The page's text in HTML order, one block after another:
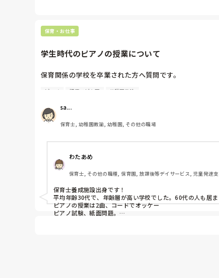
あと、ブルーシートをしいて魚を作って並べて魚釣りをした
小さな幼稚園なのでハイカラな遊具やアイテムはないので
保育・お仕事
学生時代のピアノの授業について
保育関係の学校を卒業された方へ質問です。
ほとんど弾けない（右手のみ）等で
卒業資格を取得できた方はいらっしゃいますか？
これまでにも「ピアノが苦手」という方は
その都度、楽譜を簡単に書き換えてお渡ししたり
弾きにくい箇所を一緒に練習したり、
アドバイスする事はよくありましたが、
皆さん、ある程度の感覚は持っていらっしゃって、
少しずつでも練習が進んでいたのですが、
1人だけ「ほんっとに弾けないんです！」と、
ほぼ全くといっていいほど弾けないまま
ピアノ 認定こども園 幼稚園教諭
sa...
保育士, 幼稚園教諭, 幼稚園, その他の職場
わたあめ
保育士, その他の職種, 保育園, 放課後等デイサービス, 児童発達
保育士養成施設出身です！
平均年齢30代で、年齢層が高い学校でした。60代の人も居ま
ピアノの授業は2曲、コードでオッケー
ピアノ試験、紙面問題。